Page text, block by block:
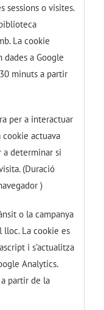
sessions o visites.
La cookie
dades a Google
minuts a partir
per a interactuar
cookie actuava
a determinar si
(Duració
)
o la campanya
lloc. La cookie es
i s’actualitza
Analytics.
partir de la